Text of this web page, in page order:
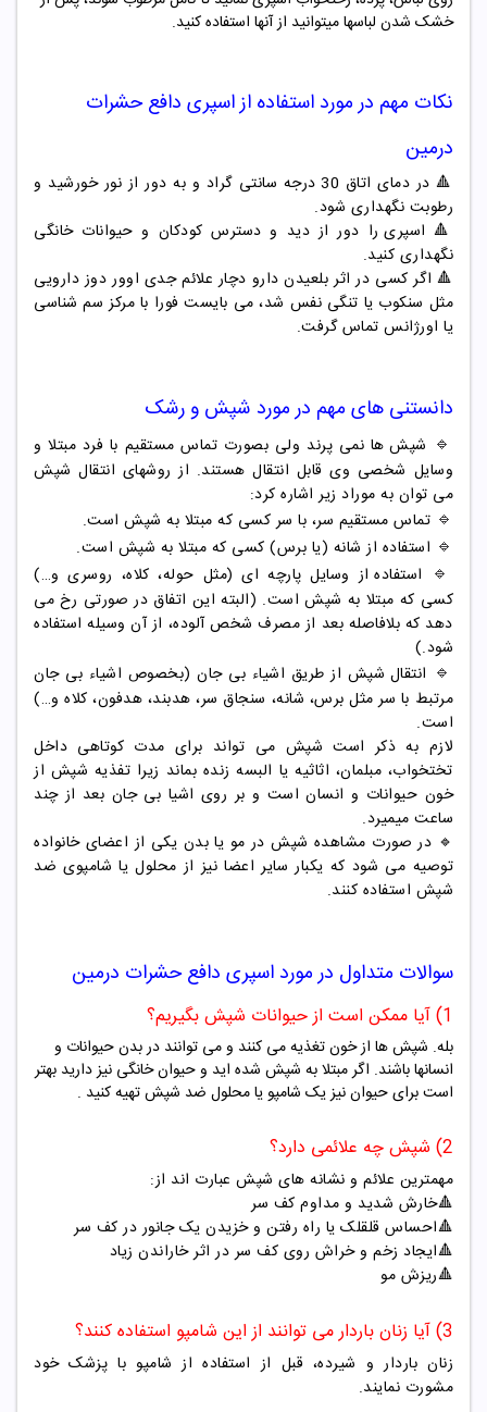
خشک شدن لباسها میتوانید از آنها استفاده کنید.
نکات مهم در مورد استفاده ازاسپری دافع حشرات
درمین
🔺
در دمای اتاق 30 درجه سانتی گراد و به دور از نور خورشید و
رطوبت نگهداری شود.
🔺 اسپری را دور از دید و دسترس کودکان و حیوانات خانگی
نگهداری کنید.
🔺 اگر کسی در اثر بلعیدن دارو دچار علائم جدی اوور دوز دارویی
مثل سنکوب یا تنگی نفس شد، می بایست فورا با مرکز سم شناسی
یا اورژانس تماس گرفت.
دانستنی های مهم در مورد شپش و رشک
🔹 شپش ها نمی پرند ولی بصورت تماس مستقیم با فرد مبتلا و
وسایل شخصی وی قابل انتقال هستند. از روشهای انتقال شپش
می توان به موراد زیر اشاره کرد:
🔹 تماس مستقیم سر، با سر کسی که مبتلا به شپش است.
🔹 استفاده از شانه (یا برس) کسی که مبتلا به شپش است.
🔹 استفاده از وسایل پارچه ای (مثل حوله، کلاه، روسری و…)
کسی که مبتلا به شپش است. (البته این اتفاق در صورتی رخ می
دهد که بلافاصله بعد از مصرف شخص آلوده، از آن وسیله استفاده
شود.)
🔹 انتقال شپش از طریق اشیاء بی جان (بخصوص اشیاء بی جان
مرتبط با سر مثل برس، شانه، سنجاق سر، هدبند، هدفون، کلاه و…)
است.
لازم به ذکر است شپش می تواند برای مدت کوتاهی داخل
تختخواب، مبلمان، اثاثیه یا البسه زنده بماند زیرا تفذیه شپش از
خون حیوانات و انسان است و بر روی اشیا بی جان بعد از چند
ساعت میمیرد.
🔹 در صورت مشاهده شپش در مو یا بدن یکی از اعضای خانواده
توصیه می شود که یکبار سایر اعضا نیز از محلول یا شامپوی ضد
شپش استفاده کنند.
سوالات متداول در مورد اسپری دافع حشرات درمین
1) آیا ممکن است از حیوانات شپش بگیریم؟
بله. شپش ها از خون تغذیه می کنند و می توانند در بدن حیوانات و
انسانها باشند. اگر مبتلا به شپش شده اید و حیوان خانگی نیز دارید بهتر
است برای حیوان نیز یک شامپو یا محلول ضد شپش تهیه کنید .
2) شپش چه علائمی دارد؟
مهمترین علائم و نشانه های شپش عبارت اند از:
🔺خارش شدید و مداوم کف سر
🔺احساس قلقلک یا راه رفتن و خزیدن یک جانور در کف سر
🔺ایجاد زخم و خراش روی کف سر در اثر خاراندن زیاد
🔺ریزش مو
3) آیا زنان باردار می توانند از این شامپو استفاده کنند؟
زنان باردار و شیرده، قبل از استفاده از شامپو با پزشک خود
مشورت نمایند.